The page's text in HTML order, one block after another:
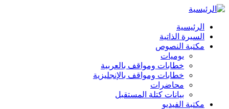
الرئيسية
السيرة الذاتية
مكتبة النصوص
يوميات
خطابات ومواقف بالعربية
خطابات ومواقف بالإنجليزية
محاضرات
بيانات كتلة المستقبل
مكتبة الفيديو